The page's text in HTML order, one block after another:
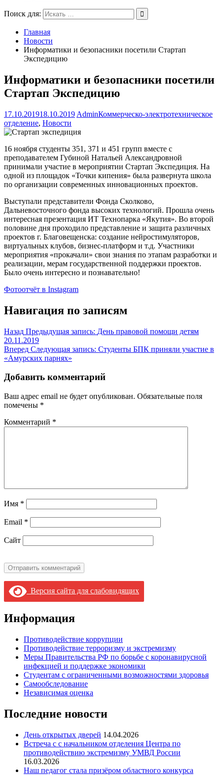
Поиск для:
Главная
Новости
Информатики и безопасники посетили Стартап
Экспедицию
Информатики и безопасники посетили
Стартап Экспедицию
17.10.201918.10.2019 AdminКоммерческо-электротехническое
отделение, Новости
16 ноября студенты 351, 371 и 451 групп вместе с
преподавателем Губиной Натальей Александровной
принимали участие в мероприятии Стартап Экспедиция. На
одной из площадок «Точки кипения» была развернута школа
по организации современных инновационных проектов.
Выступали представители Фонда Сколково,
Дальневосточного фонда высоких технологий. Прошла очень
интересная презентация ИТ Технопарка «Якутия». Во второй
половине дня проходило представление и защита различных
проектов г. Благовещенска: создание нейростимуляторов,
виртуальных клубов, бизнес-платформ и т.д. Участники
мероприятия «прокачали» свои знания по этапам разработки и
реализации, мерам государственной поддержки проектов.
Было очень интересно и познавательно!
Фотоотчёт в Instagram
Навигация по записям
Назад Предыдущая запись: День правовой помощи детям
20.11.2019
Вперед Следующая запись: Студенты БПК приняли участие в
«Амурских парнях»
Добавить комментарий
Ваш адрес email не будет опубликован. Обязательные поля
помечены *
Комментарий *
Имя *
Email *
Сайт
Версия сайта для слабовидящих
Информация
Противодействие коррупции
Противодействие терроризму и экстремизму
Меры Правительства РФ по борьбе с коронавирусной
инфекцией и поддержке экономики
Студентам с ограниченными возможностями здоровья
Самообследование
Независимая оценка
Последние новости
День открытых дверей 14.04.2026
Встреча с с начальником отделения Центра по
противодействию экстремизму УМВД России
16.03.2026
Наш педагог стала призёром областного конкурса